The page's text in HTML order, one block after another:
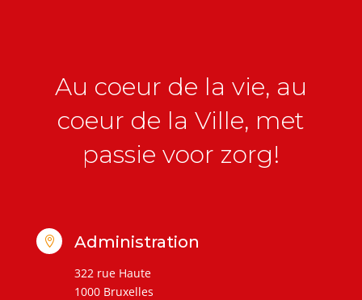
Au coeur de la vie, au
coeur de la Ville, met
passie voor zorg!
 Administration
322 rue Haute
1000 Bruxelles